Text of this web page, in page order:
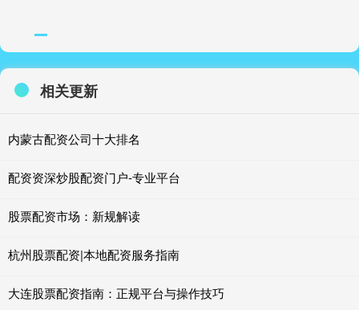
相关更新
内蒙古配资公司十大排名
配资资深炒股配资门户-专业平台
股票配资市场：新规解读
杭州股票配资|本地配资服务指南
大连股票配资指南：正规平台与操作技巧